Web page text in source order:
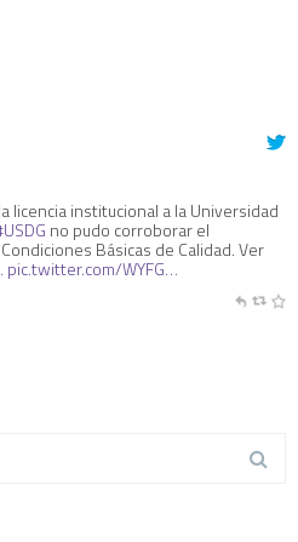
licencia institucional a la Universidad
no pudo corroborar el
Básicas de Calidad. Ver
pic.twitter.com/WYFG…